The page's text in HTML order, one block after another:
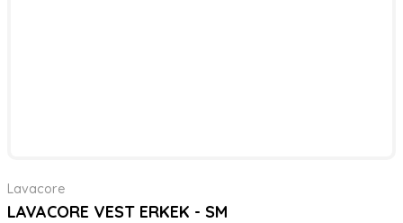
Lavacore
LAVACORE VEST ERKEK - SM